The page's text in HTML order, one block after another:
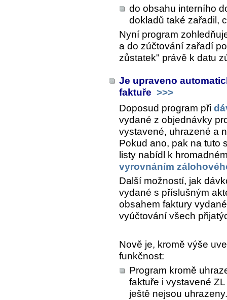
do obsahu interního
dokladů také zařadil,
Nyní program
a do zúčtování zařadí
zůstatek" právě k datu
Je upraveno
faktuře >>>
Doposud program při
vydané z objednávky
vystavené, uhrazené a
Pokud ano, pak na tuto
listy nabídl k
vyrovnáním
Další možností, jak
vydané s příslušným
obsahem faktury
vyúčtování všech
Nově je, kromě výše
funkčnost:
Program kromě
faktuře i vystavené
ještě nejsou uhrazeny.